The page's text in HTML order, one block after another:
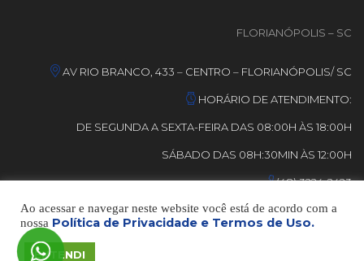
FLORIANÓPOLIS – SC
AV RIO BRANCO, 433 – CENTRO – FLORIANÓPOLIS/ SC
HORÁRIO DE ATENDIMENTO:
DE SEGUNDA A SEXTA-FEIRA DAS 08:00H ÀS 18:00H
SÁBADO DAS 08H:30MIN ÀS 12:00H
(48) 3224-2423
© DESENVOLVIDO POR
Ao acessar e navegar neste website você está de acordo com a
nossa Política de Privacidade e Termos de Uso.
ENTENDI